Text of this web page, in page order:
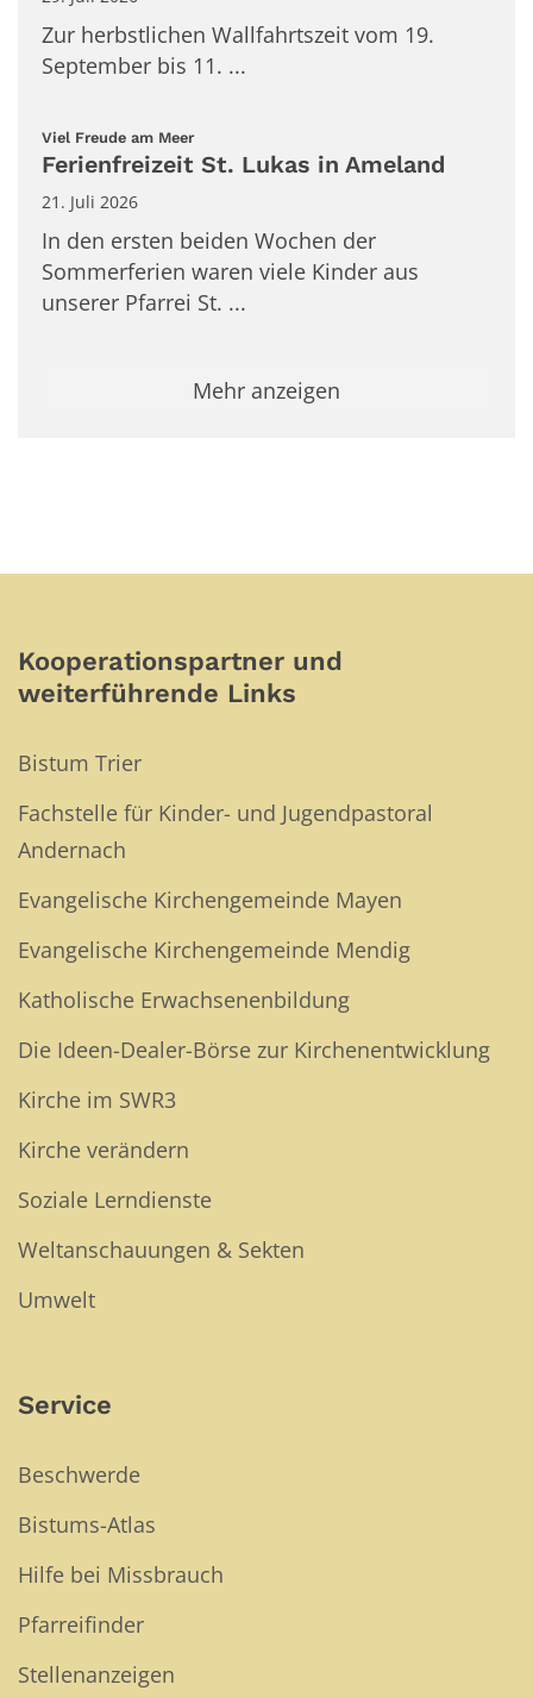
Zur herbstlichen Wallfahrtszeit vom 19.
September bis 11. ...
Viel Freude am Meer:
Ferienfreizeit St. Lukas in Ameland
21. Juli 2026
In den ersten beiden Wochen der
Sommerferien waren viele Kinder aus
unserer Pfarrei St. ...
Mehr anzeigen
Kooperationspartner und
weiterführende Links
Bistum Trier
Fachstelle für Kinder- und Jugendpastoral
Andernach
Evangelische Kirchengemeinde Mayen
Evangelische Kirchengemeinde Mendig
Katholische Erwachsenenbildung
Die Ideen-Dealer-Börse zur Kirchenentwicklung
Kirche im SWR3
Kirche verändern
Soziale Lerndienste
Weltanschauungen & Sekten
Umwelt
Service
Beschwerde
Bistums-Atlas
Hilfe bei Missbrauch
Pfarreifinder
Stellenanzeigen